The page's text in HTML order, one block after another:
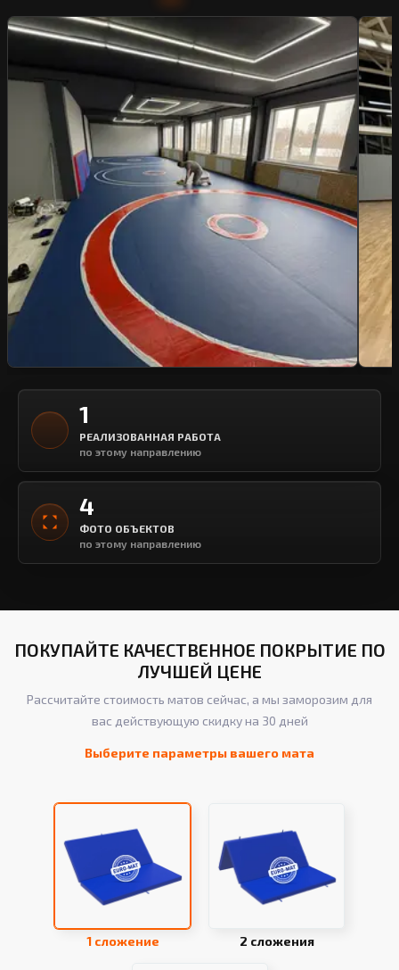
Ролл-мат
Детский спортивный зал (г. Ногинск,
1
РЕАЛИЗОВАННАЯ РАБОТА
по этому направлению
4
ФОТО ОБЪЕКТОВ
по этому направлению
ПОКУПАЙТЕ КАЧЕСТВЕННОЕ ПОКРЫТИЕ ПО
ЛУЧШЕЙ ЦЕНЕ
Рассчитайте стоимость матов сейчас, а мы заморозим для
вас действующую скидку на 30 дней
Выберите параметры вашего мата
1 сложение 2 сложения